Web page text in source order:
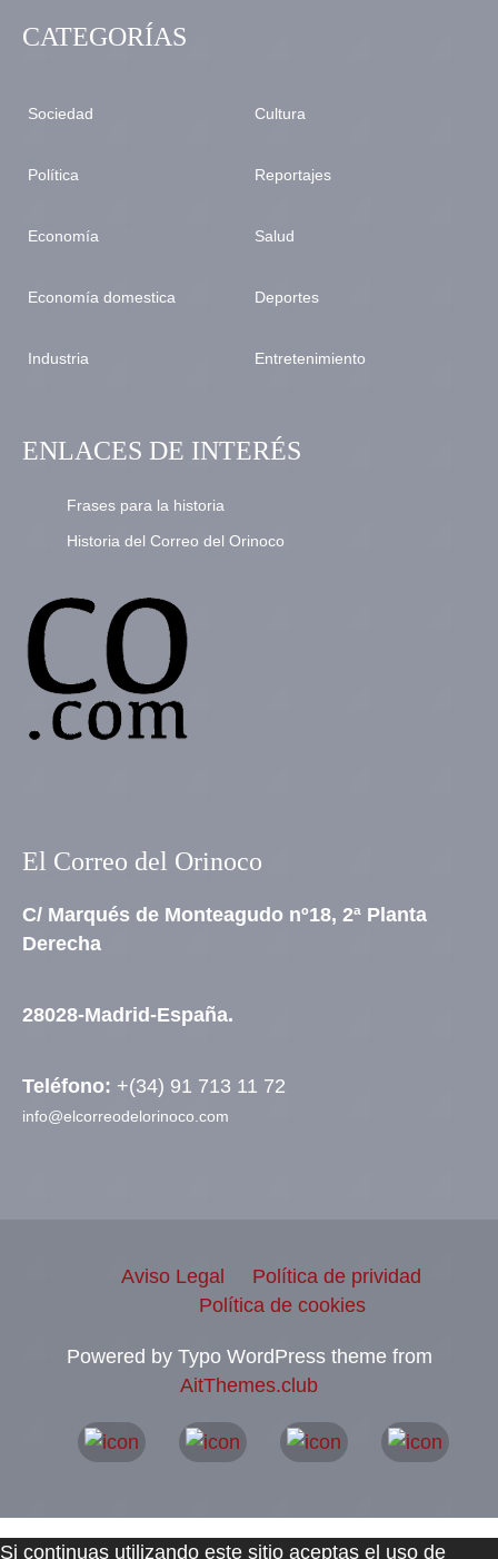
CATEGORÍAS
Sociedad
Política
Economía
Economía domestica
Industria
Cultura
Reportajes
Salud
Deportes
Entretenimiento
ENLACES DE INTERÉS
Frases para la historia
Historia del Correo del Orinoco
El Correo del Orinoco
C/ Marqués de Monteagudo nº18, 2ª Planta
Derecha
28028-Madrid-España.
Teléfono: +(34) 91 713 11 72
info@elcorreodelorinoco.com
Aviso Legal
Política de prividad
Política de cookies
Powered by Typo WordPress theme from
AitThemes.club
Si continuas utilizando este sitio aceptas el uso de